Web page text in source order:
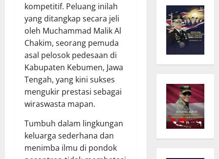
kompetitif. Peluang inilah
yang ditangkap secara jeli
oleh Muchammad Malik Al
Chakim, seorang pemuda
asal pelosok pedesaan di
Kabupaten Kebumen, Jawa
Tengah, yang kini sukses
mengukir prestasi sebagai
wiraswasta mapan.
Tumbuh dalam lingkungan
keluarga sederhana dan
menimba ilmu di pondok